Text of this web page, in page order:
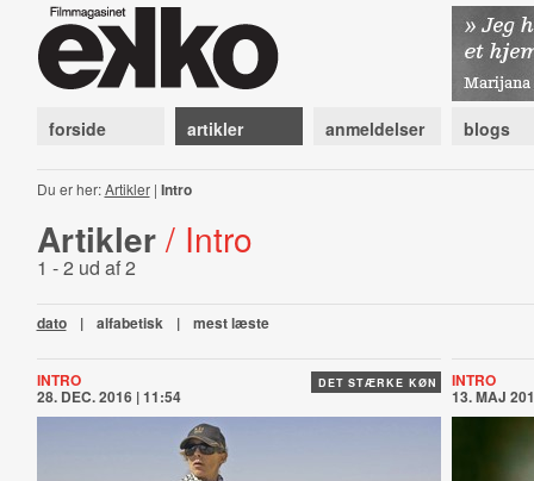
forside artikler anmeldelser blogs
Du er her:Artikler| Intro
Artikler / Intro
1 - 2 ud af 2
dato | alfabetisk | mest læste
DET STÆRKE KØN
INTRO
28. DEC. 2016 | 11:54
INTRO
13. MAJ